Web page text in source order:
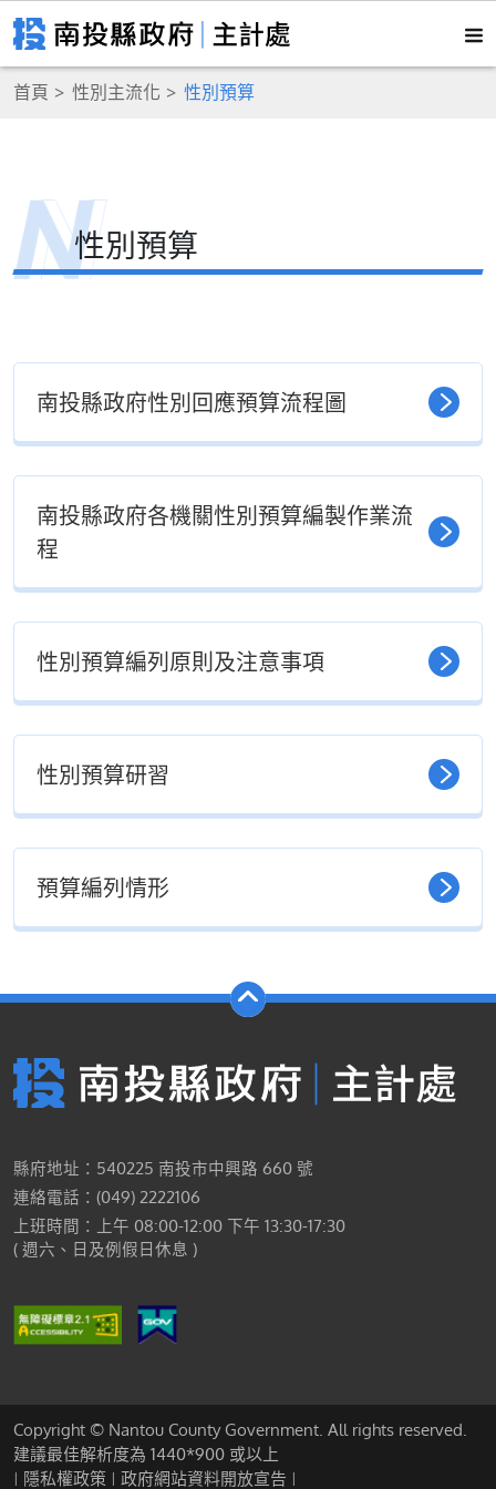
首頁 性別主流化 性別預算
性別預算
南投縣政府性別回應預算流程圖
南投縣政府各機關性別預算編製作業流
程
性別預算編列原則及注意事項
性別預算研習
預算編列情形
縣府地址：540225 南投市中興路 660 號
連絡電話：(049) 2222106
上班時間：上午 08:00-12:00 下午 13:30-17:30
( 週六、日及例假日休息 )
Copyright © Nantou County Government. All rights reserved.
建議最佳解析度為 1440*900 或以上
隱私權政策 政府網站資料開放宣告